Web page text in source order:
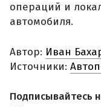
операций и
автомобиля.
Автор: Иван
Источники:
Подписывайтесь